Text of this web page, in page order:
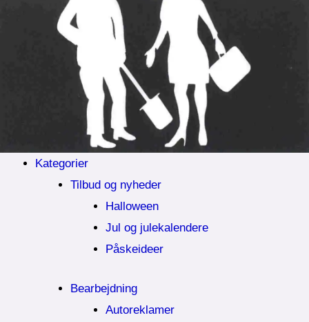
Kategorier
Tilbud og nyheder
Halloween
Jul og julekalendere
Påskeideer
Bearbejdning
Autoreklamer